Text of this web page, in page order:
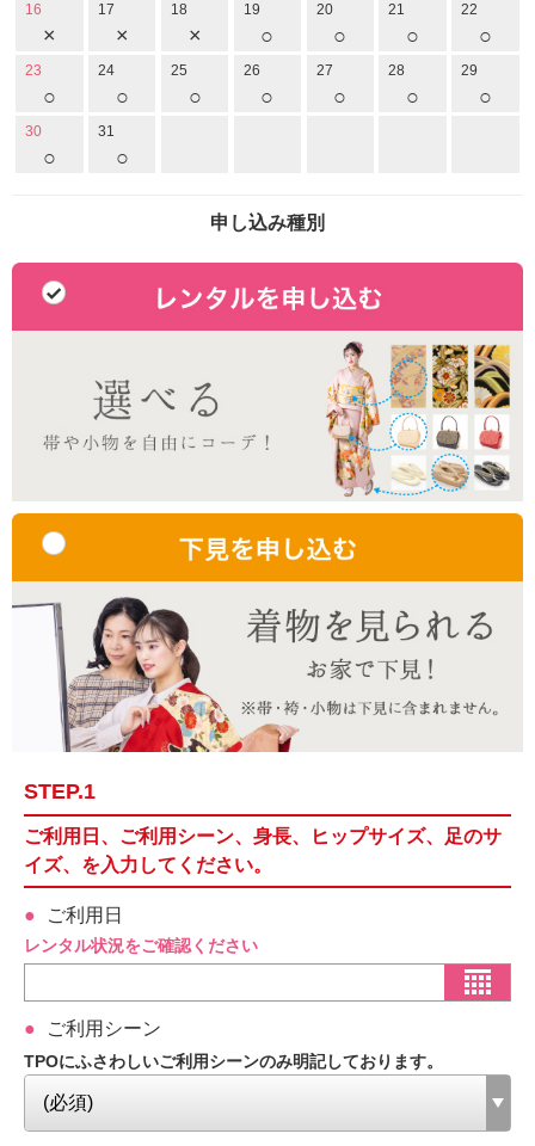
16
×
17
×
18
×
19
○
20
○
21
○
22
○
23
○
24
○
25
○
26
○
27
○
28
○
29
○
30
○
31
○
申し込み種別
STEP.1
ご利用日、ご利用シーン、身長、ヒップサイズ、足のサ
イズ、を入力してください。
ご利用日
レンタル状況をご確認ください
ご利用シーン
TPOにふさわしいご利用シーンのみ明記しております。